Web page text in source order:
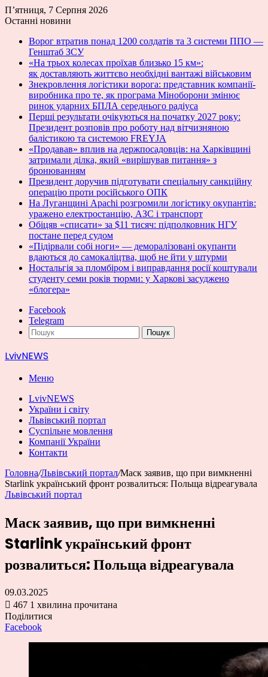
П’ятниця, 7 Серпня 2026
Останні новини
Ворог втратив понад 1200 солдатів та 3 системи ППО —
Генштаб ЗСУ
«На трьох колесах проїхав близько 15 км»:
як доставляють життєво необхідні вантажі військовим
Знекровлення логістики ворога: представник компанії-
виробника про те, як програма Міноборони змінює
ринок ударних БПЛА середнього радіуса
Перші результати очікуються на початку 2027 року:
Президент розповів про роботу над вітчизняною
балістикою та системою FREYJA
«Продавав» вплив на держпосадовців: на Харківщині
затримали ділка, який «вирішував питання» з
бронюванням
Президент доручив підготувати спеціальну санкційну
операцію проти російського ОПК
На Луганщині Apachi розгромили логістику окупантів:
уражено електростанцію, АЗС і транспорт
Обіцяв «списати» за $11 тисяч: підполковник НГУ
постане перед судом
«Підірвали собі ноги» — деморалізовані окупанти
вдаються до самокаліцтва, щоб не йти у штурми
Ностальгія за пломбіром і виправдання росії коштували
студенту семи років тюрми: у Харкові засуджено
«блогера»
Facebook
Telegram
Пошук
LvivNEWS
Меню
LvivNEWS
України і світу
Львівський портал
Суспільне мовлення
Компанії України
Контакти
Головна/Львівський портал/Маск заявив, що при вимкненні
Starlink український фронт розвалиться: Польща відреагувала
Львівський портал
Маск заявив, що при вимкненні
Starlink український фронт
розвалиться: Польща відреагувала
09.03.2025
467 1 хвилина прочитана
Поділитися
Facebook